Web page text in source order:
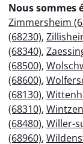
Nous sommes
Zimmersheim
(68230),
(68340),
(68500),
(68600),
(68130),
(68310),
(68480), Willer-
(68960),